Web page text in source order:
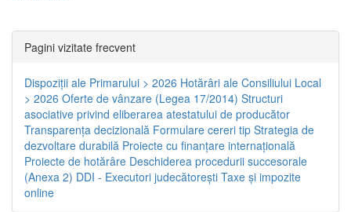
Pagini vizitate frecvent
Dispoziţii ale Primarului > 2026 Hotărâri ale Consiliului Local
> 2026 Oferte de vânzare (Legea 17/2014) Structuri
asociative privind eliberarea atestatului de producător
Transparenţa decizională Formulare cereri tip Strategia de
dezvoltare durabilă Proiecte cu finanţare internaţională
Proiecte de hotărâre Deschiderea procedurii succesorale
(Anexa 2) DDI - Executori judecătorești Taxe şi impozite
online